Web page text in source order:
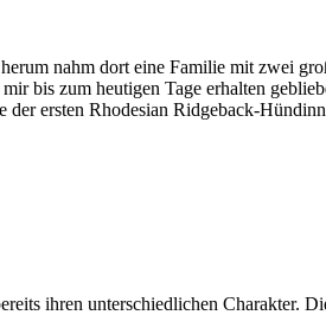
nahm dort eine Familie mit zwei
bis zum heutigen Tage erhalten
ersten Rhodesian Ridgeback-
ihren unterschiedlichen Charakter.